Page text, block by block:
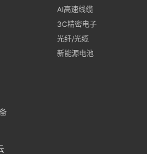
AI高速线缆
3C精密电子
光纤/光缆
新能源电池